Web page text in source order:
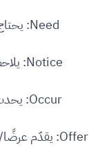
Need: يحتاج
Notice: يلاحظ
Occur: يحدث
Offer: يقدّم عرضًا/ يعرض